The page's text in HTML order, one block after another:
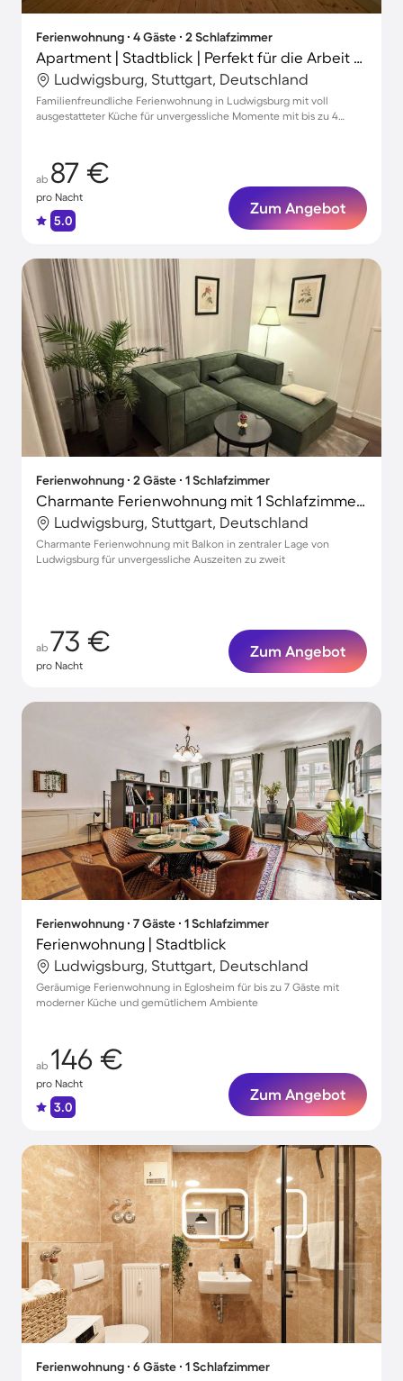
Ferienwohnung ∙ 4 Gäste ∙ 2 Schlafzimmer
Apartment | Stadtblick | Perfekt für die Arbeit von Zuhause
Ludwigsburg, Stuttgart, Deutschland
Familienfreundliche Ferienwohnung in Ludwigsburg mit voll
ausgestatteter Küche für unvergessliche Momente mit bis zu 4
ab 87 €
pro Nacht
5.0
Zum Angebot
Ferienwohnung ∙ 2 Gäste ∙ 1 Schlafzimmer
Charmante Ferienwohnung mit 1 Schlafzimmer für 2 Personen
Ludwigsburg, Stuttgart, Deutschland
Charmante Ferienwohnung mit Balkon in zentraler Lage von
Ludwigsburg für unvergessliche Auszeiten zu zweit
ab 73 €
pro Nacht
Zum Angebot
Ferienwohnung ∙ 7 Gäste ∙ 1 Schlafzimmer
Ferienwohnung | Stadtblick
Ludwigsburg, Stuttgart, Deutschland
Geräumige Ferienwohnung in Eglosheim für bis zu 7 Gäste mit
moderner Küche und gemütlichem Ambiente
ab 146 €
pro Nacht
3.0
Zum Angebot
Ferienwohnung ∙ 6 Gäste ∙ 1 Schlafzimmer